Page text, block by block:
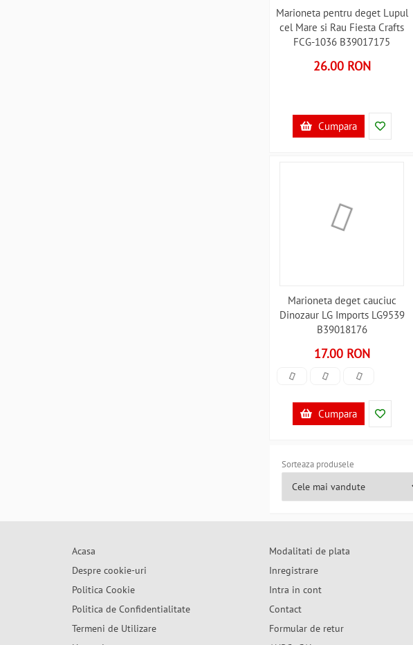
Marioneta pentru deget Lupul
cel Mare si Rau Fiesta Crafts
FCG-1036 B39017175
26.00 RON
Cumpara
Marioneta deget cauciuc
Dinozaur LG Imports LG9539
B39018176
17.00 RON
Cumpara
Sorteaza produsele
Acasa
Despre cookie-uri
Politica Cookie
Politica de Confidentialitate
Termeni de Utilizare
Modalitati de plata
Inregistrare
Intra in cont
Contact
Formular de retur